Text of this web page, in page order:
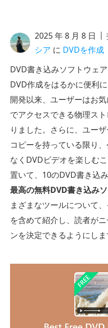
2025 年 8 月 8 日
シア に DVDを作成
DVD書き込みソフトウェ
DVD作成をはるかに便利
開発以来、ユーザーはお
でアクセスできる物理ス
りました。さらに、ユー
コピーを持っている限り
なくDVDビデオを楽しむ
置いて、10のDVD書き込
最高の無料DVD書き込み
まざまなツールについて
を含めて紹介し、読者が
ンを決定できるようにしま